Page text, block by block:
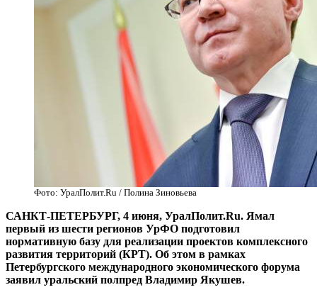
Фото: УралПолит.Ru / Полина Зиновьева
​САНКТ-ПЕТЕРБУРГ, 4 июня, УралПолит.Ru. Ямал
первый из шести регионов УрФО подготовил
нормативную базу для реализации проектов комплексного
развития территорий (КРТ). Об этом в рамках
Петербургского международного экономического форума
заявил уральский полпред Владимир Якушев.